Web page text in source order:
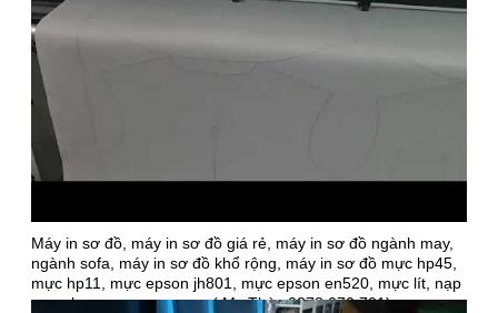
Máy in sơ đồ, máy in sơ đồ giá rẻ, máy in sơ đồ ngành may,
ngành sofa, máy in sơ đồ khổ rộng, máy in sơ đồ mực hp45,
mực hp11, mực epson jh801, mực epson en520, mực lít, nạp
mực, bơm mực, sạc mực ( Ms Thùy 0378 070 701)